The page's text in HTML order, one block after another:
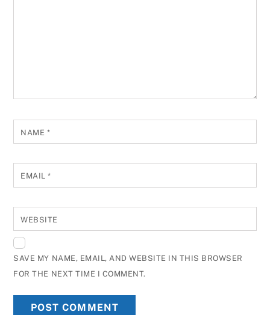
NAME *
EMAIL*
WEBSITE
SAVE MY NAME, EMAIL, AND WEBSITE IN THIS BROWSER
FOR THE NEXT TIME I COMMENT.